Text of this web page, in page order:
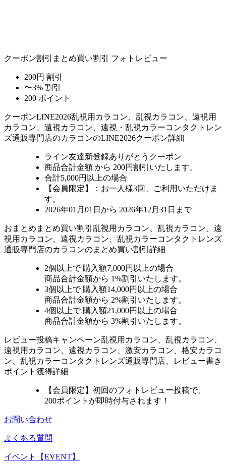
クーポン割引 まとめ買い割引 フォトレビュー
200円 割引
〜3% 割引
200 ポイント
クーポンLINE2026乱視用カラコン、乱視カラコン、遠視用
カラコン、遠視カラコン、遠視・乱視カラーコンタクトレン
ズ通販専門店のカラコンのLINE2026クーポン詳細
ライン友達新登録ありがとうクーポン
商品合計金額 から 200円割引 いたします。
合計5,000円以上の場合
【会員限定】：お一人様3回
、ご利用いただけま
す。
2026年01月01日から 2026年12月31日まで
おまとめ まとめ買い割引 乱視用カラコン、乱視カラコン、遠
視用カラコン、遠視カラコン、乱視カラーコンタクトレンズ
通販専門店のカラコンのまとめ買い割引詳細
2個 以上で 購入額7,000円以上の場合
商品合計金額から 1%割引いたします。
3個 以上で 購入額14,000円以上の場合
商品合計金額から 2%割引いたします。
4個 以上で 購入額21,000円以上の場合
商品合計金額から 3%割引いたします。
レビュー投稿キャンペーン乱視用カラコン、乱視カラコン、
遠視用カラコン、遠視カラコン、激安カラコン、格安カラコ
ン、乱視カラーコンタクトレンズ通販専門店、レビュー書き
ポイント獲得詳細
【会員限定】初回のフォトレビュー投稿で、
200ポイント が即時付与されます！
お問い合わせ
よくある質問
イベント【EVENT】